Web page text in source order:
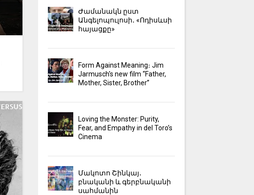
Ժամանակն ըստ
Անգելոպուլոսի․ «Ոդիսևսի
հայացքը»
Form Against Meaning։ Jim
Jarmusch's new film “Father,
Mother, Sister, Brother”
Loving the Monster: Purity,
Fear, and Empathy in del Toro’s
Cinema
Մակոտո Շինկայ․
բնականի և գերբնականի
սահմանին